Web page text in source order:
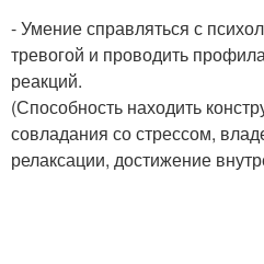
- Умение справляться с
тревогой и проводить
реакций.
(Способность находить
совладания со стрессом,
релаксации, достижение